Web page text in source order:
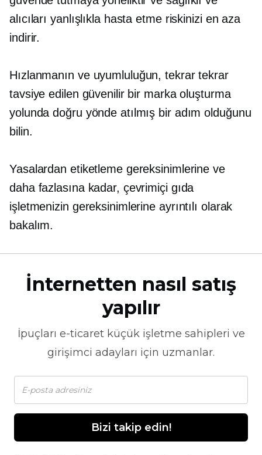
alıcıları yanlışlıkla hasta etme riskinizi en aza
indirir.
Hızlanmanın ve uyumluluğun, tekrar tekrar
tavsiye edilen güvenilir bir marka oluşturma
yolunda doğru yönde atılmış bir adım olduğunu
bilin.
Yasalardan etiketleme gereksinimlerine ve
daha fazlasına kadar, çevrimiçi gıda
işletmenizin gereksinimlerine ayrıntılı olarak
bakalım.
İnternetten nasıl satış
yapılır
İpuçları e-ticaretküçük işletme sahipleri ve
girişimci adayları için uzmanlar.
Bizi takip edin!